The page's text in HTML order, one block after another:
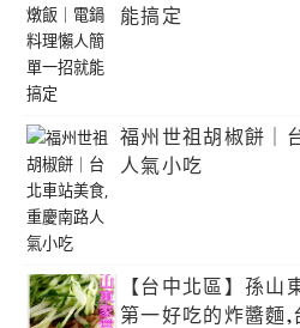
能搞定
福州世祖胡椒餅｜
人氣小吃
【台中北區】孫
第一好吃的炸醬麵,